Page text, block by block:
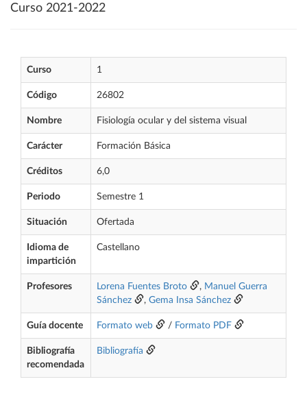
Curso 2021-2022
Curso 1
Código 26802
Nombre Fisiología ocular y del sistema visual
Carácter Formación Básica
Créditos 6,0
Periodo Semestre 1
Situación Ofertada
Idioma de
impartición
Castellano
Profesores Lorena Fuentes Broto , Manuel Guerra
Sánchez
, Gema Insa Sánchez
Guía docente Formato web / Formato PDF
Bibliografía
recomendada
Bibliografía